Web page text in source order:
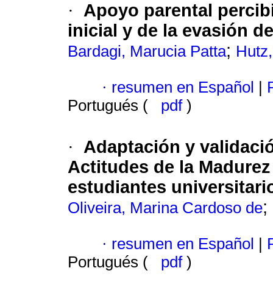
·
Apoyo parental
inicial y de la evasión
Bardagi, Marucia Patta;
· resumen en Español
Portugués (
pdf )
·
Adaptación y
Actitudes de la
estudiantes
Oliveira, Marina Cardoso de;
· resumen en Español
Portugués (
pdf )